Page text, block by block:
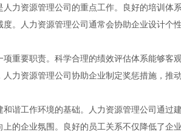
力资源管理公司的重点工作。良好的培训体
。人力资源管理公司通常会协助企业设计个
重要职责。科学合理的绩效评估体系能够客
人力资源管理公司协助企业制定奖惩措施，推
谐工作环境的基础。人力资源管理公司通过
的企业氛围。良好的员工关系不仅降低了企